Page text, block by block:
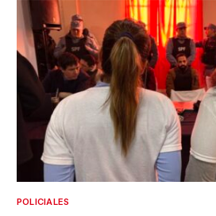
POLICIALES